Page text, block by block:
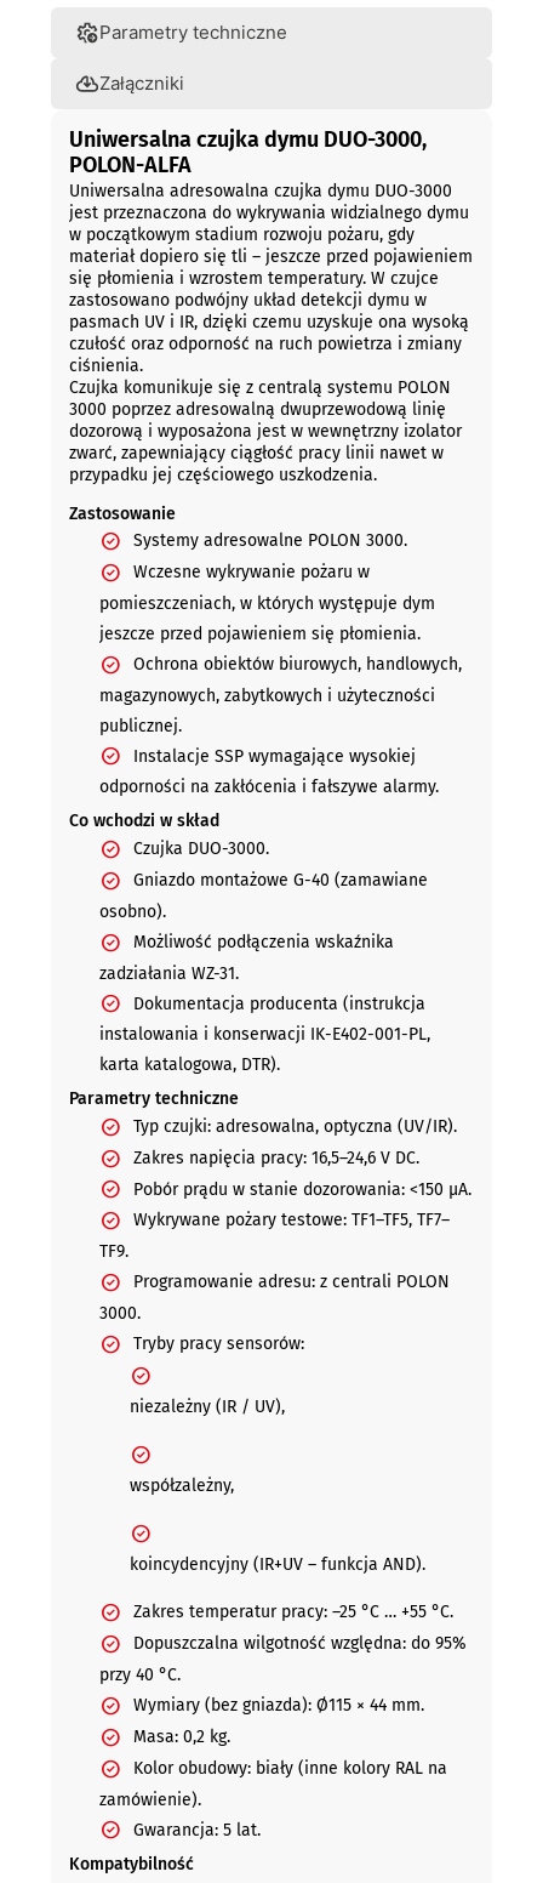
Parametry techniczne
Załączniki
Uniwersalna czujka dymu DUO-3000,
POLON-ALFA
Uniwersalna adresowalna czujka dymu DUO-3000
jest przeznaczona do wykrywania widzialnego dymu
w początkowym stadium rozwoju pożaru, gdy
materiał dopiero się tli – jeszcze przed pojawieniem
się płomienia i wzrostem temperatury. W czujce
zastosowano podwójny układ detekcji dymu w
pasmach UV i IR, dzięki czemu uzyskuje ona wysoką
czułość oraz odporność na ruch powietrza i zmiany
ciśnienia.
Czujka komunikuje się z centralą systemu POLON
3000 poprzez adresowalną dwuprzewodową linię
dozorową i wyposażona jest w wewnętrzny izolator
zwarć, zapewniający ciągłość pracy linii nawet w
przypadku jej częściowego uszkodzenia.
Zastosowanie
Systemy adresowalne POLON 3000.
Wczesne wykrywanie pożaru w
pomieszczeniach, w których występuje dym
jeszcze przed pojawieniem się płomienia.
Ochrona obiektów biurowych, handlowych,
magazynowych, zabytkowych i użyteczności
publicznej.
Instalacje SSP wymagające wysokiej
odporności na zakłócenia i fałszywe alarmy.
Co wchodzi w skład
Czujka DUO-3000.
Gniazdo montażowe G-40 (zamawiane
osobno).
Możliwość podłączenia wskaźnika
zadziałania WZ-31.
Dokumentacja producenta (instrukcja
instalowania i konserwacji IK-E402-001-PL,
karta katalogowa, DTR).
Parametry techniczne
Typ czujki: adresowalna, optyczna (UV/IR).
Zakres napięcia pracy: 16,5–24,6 V DC.
Pobór prądu w stanie dozorowania: <150 µA.
Wykrywane pożary testowe: TF1–TF5, TF7–
TF9.
Programowanie adresu: z centrali POLON
3000.
Tryby pracy sensorów:
niezależny (IR / UV),
współzależny,
koincydencyjny (IR+UV – funkcja AND).
Zakres temperatur pracy: –25 °C … +55 °C.
Dopuszczalna wilgotność względna: do 95%
przy 40 °C.
Wymiary (bez gniazda): Ø115 × 44 mm.
Masa: 0,2 kg.
Kolor obudowy: biały (inne kolory RAL na
zamówienie).
Gwarancja: 5 lat.
Kompatybilność